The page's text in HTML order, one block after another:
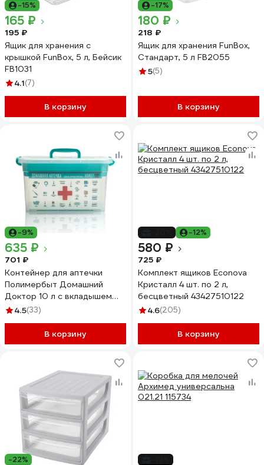
-15%
165 ₽
195 ₽
Ящик для хранения с
крышкой FunBox, 5 л, Бейсик
FB1031
4.1(7)
В корзину
-17%
180 ₽
218 ₽
Ящик для хранения FunBox,
Стандарт, 5 л FB2055
5(5)
В корзину
-9%
635 ₽
701 ₽
Контейнер для аптечки
Полимербыт Домашний
Доктор 10 л с вкладышем
355х235х190 мм 438100300
4.5(33)
В корзину
-12%
580 ₽
725 ₽
Комплект ящиков Econova
Кристалл 4 шт. по 2 л,
бесцветный 43427510122
4.6(205)
В корзину
-22%